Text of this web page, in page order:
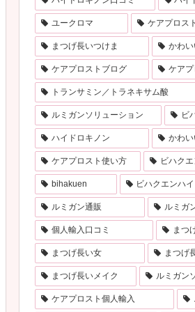
ユークロマ ケアプロス
まつげ長いつけま かわ
ケアプロストブログ ケアプ
トランサミン／トラネキサム酸
ルミガンソリューション ビ
ハイドロキノン かわ
ケアプロスト使い方 ビハク
bihakuen ビハクエンハ
ルミガン通販 ルミガ
個人輸入口コミ まつ
まつげ長い女 まつげ
まつげ長いメイク ルミガン
ケアプロスト個人輸入